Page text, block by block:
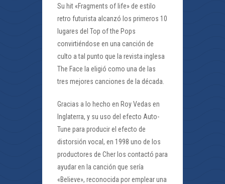
Su hit «Fragments of life» de estilo
retro futurista alcanzó los primeros 10
lugares del Top of the Pops
convirtiéndose en una canción de
culto a tal punto que la revista inglesa
The Face la eligió como una de las
tres mejores canciones de la década.
Gracias a lo hecho en Roy Vedas en
Inglaterra, y su uso del efecto Auto-
Tune para producir el efecto de
distorsión vocal, en 1998 uno de los
productores de Cher los contactó para
ayudar en la canción que sería
«Believe», reconocida por emplear una